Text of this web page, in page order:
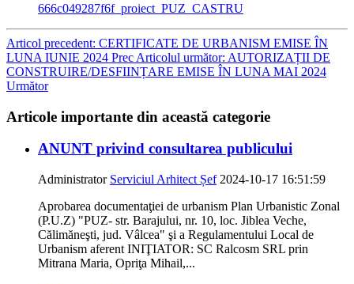
666c049287f6f_proiect_PUZ_CASTRU
Articol precedent: CERTIFICATE DE URBANISM EMISE ÎN
LUNA IUNIE 2024 Prec Articolul următor: AUTORIZAȚII DE
CONSTRUIRE/DESFIINȚARE EMISE ÎN LUNA MAI 2024
Următor
Articole importante din această categorie
ANUNT privind consultarea publicului
Administrator Serviciul Arhitect Șef 2024-10-17 16:51:59
Aprobarea documentaţiei de urbanism Plan Urbanistic Zonal
(P.U.Z) "PUZ- str. Barajului, nr. 10, loc. Jiblea Veche,
Călimăneşti, jud. Vâlcea" şi a Regulamentului Local de
Urbanism aferent INIŢIATOR: SC Ralcosm SRL prin
Mitrana Maria, Opriţa Mihail,...